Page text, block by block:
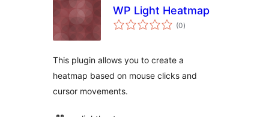
WP Light Heatmap
(0общий
рейтинг
)
This plugin allows you to create a
heatmap based on mouse clicks and
cursor movements.